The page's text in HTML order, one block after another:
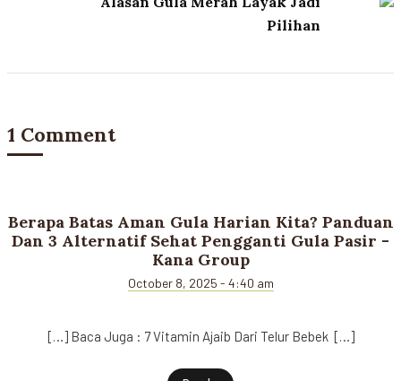
Pilihan
1 Comment
Berapa Batas Aman Gula Harian Kita? Panduan
Dan 3 Alternatif Sehat Pengganti Gula Pasir -
Kana Group
October 8, 2025 - 4:40 am
[…] Baca Juga : 7 Vitamin Ajaib Dari Telur Bebek […]